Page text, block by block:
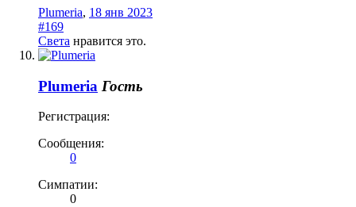
Plumeria, 18 янв 2023
#169
Света нравится это.
Plumeria Гость
Регистрация:
Сообщения:
0
Симпатии:
0